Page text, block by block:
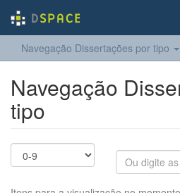
Navegação Dissertações por tipo
Navegação
tipo